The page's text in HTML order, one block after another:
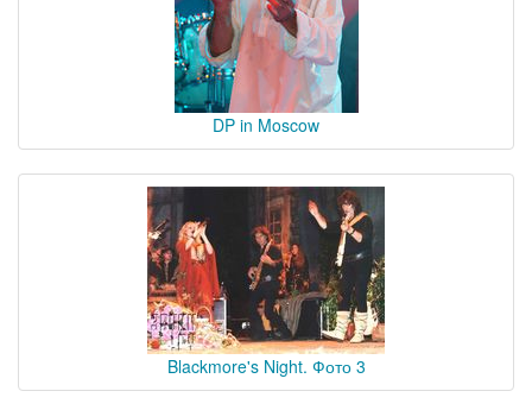
DP in Moscow
Blackmore's Night. Фото 3